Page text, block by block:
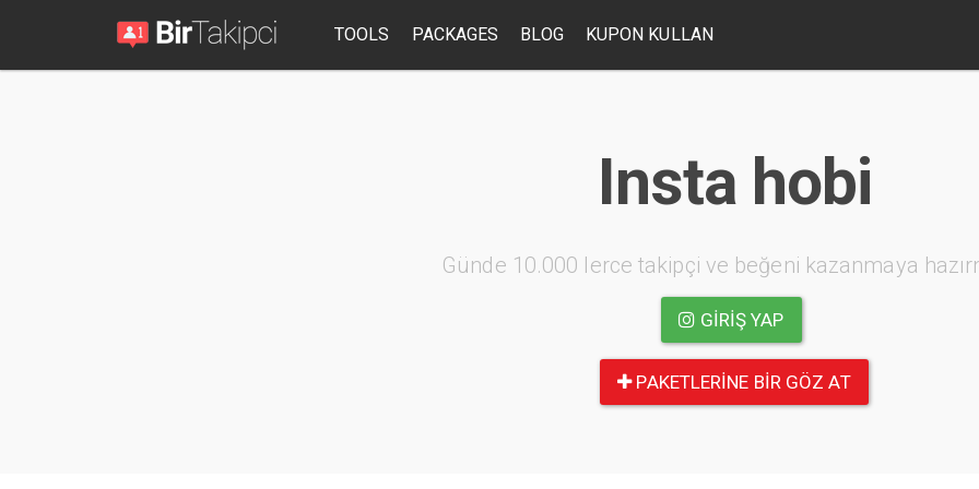
TOOLS PACKAGES BLOG KUPON KULLAN
Insta hobi
Günde 10.000 lerce takipçi ve beğeni kazanmaya
GIRIŞ YAP
PAKETLERINE BIR GÖZ AT